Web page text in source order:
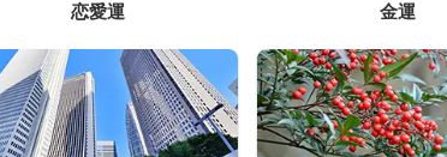
恋愛運 金運